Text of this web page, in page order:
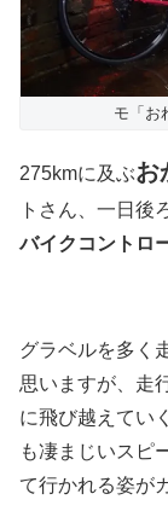
モ「お
275kmに及ぶお
トさん、一日後
バイクコントロ
グラベルを多く
思いますが、走
に飛び越えてい
も凄まじいスピ
て行かれる姿が